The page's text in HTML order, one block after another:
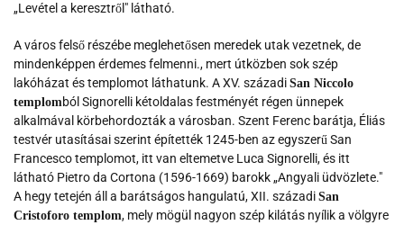
„Levétel a keresztről" látható.
A város felső részébe meglehetősen meredek utak vezetnek, de
mindenképpen érdemes felmenni., mert útközben sok szép
lakóházat és templomot láthatunk. A XV. századi San Niccolo
templomból Signorelli kétoldalas festményét régen ünnepek
alkalmával körbehordozták a városban. Szent Ferenc barátja, Éliás
testvér utasításai szerint építették 1245-ben az egyszerű San
Francesco templomot, itt van eltemetve Luca Signorelli, és itt
látható Pietro da Cortona (1596-1669) barokk „Angyali üdvözlete."
A hegy tetején áll a barátságos hangulatú, XII. századi San
Cristoforo templom, mely mögül nagyon szép kilátás nyílik a völgyre